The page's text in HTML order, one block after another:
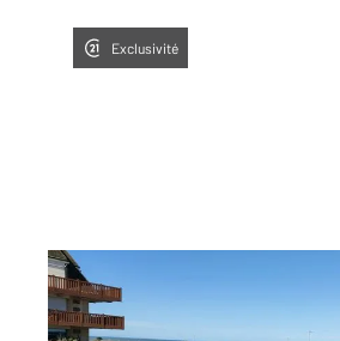
Exclusivité
DEAUVILLE 14
91,81 m
, 4 pièces
Ref : 5518